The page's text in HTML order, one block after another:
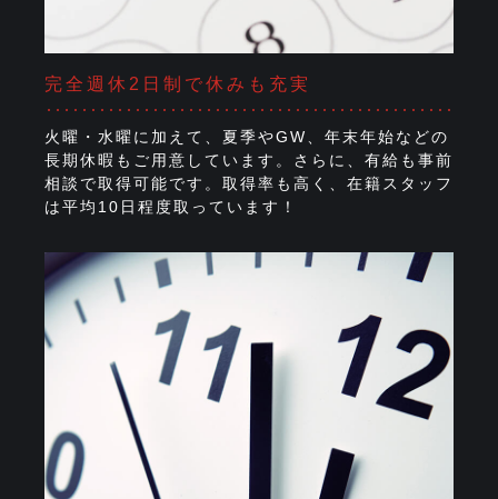
完全週休2日制で休みも充実
火曜・水曜に加えて、夏季やGW、年末年始などの
長期休暇もご用意しています。さらに、有給も事前
相談で取得可能です。取得率も高く、在籍スタッフ
は平均10日程度取っています！